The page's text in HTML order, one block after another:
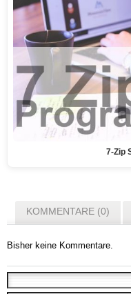
7-Zip
KOMMENTARE (0)
Bisher keine Kommentare.